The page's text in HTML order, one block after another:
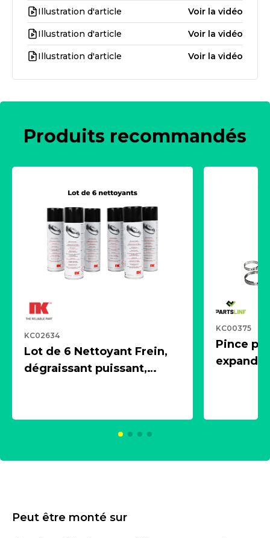
Illustration d'article Voir la vidéo
Illustration d'article Voir la vidéo
Illustration d'article Voir la vidéo
Produits recommandés
KC02634
Lot de 6 Nettoyant Frein,
dégraissant puissant,
KC00375
Pince
Peut être monté sur